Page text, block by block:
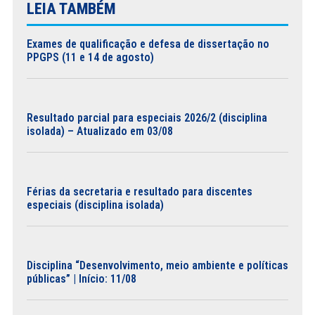
LEIA TAMBÉM
Exames de qualificação e defesa de dissertação no
PPGPS (11 e 14 de agosto)
Resultado parcial para especiais 2026/2 (disciplina
isolada) – Atualizado em 03/08
Férias da secretaria e resultado para discentes
especiais (disciplina isolada)
Disciplina “Desenvolvimento, meio ambiente e políticas
públicas” | Início: 11/08